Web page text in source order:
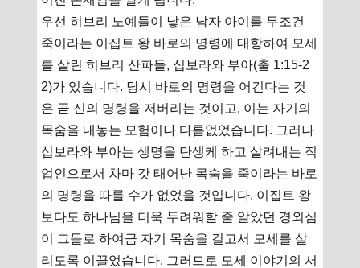
우선 히브리 노예들이 낳은 남자 아이를 무조건
죽이라는 이집트 왕 바로의 명령에 대항하여 모세
를 살린 히브리 산파들, 십보라와 부아(출 1:15-2
2)가 있습니다. 당시 바로의 명령을 어긴다는 것
은 곧 신의 명령을 저버리는 것이고, 이는 자기의
목숨을 내놓는 모험이나 다름없었습니다. 그러나
십보라와 부아는 생명을 탄생케 하고 살려내는 직
업인으로서 차마 갓 태어난 목숨을 죽이라는 바로
의 명령을 따를 수가 없었을 것입니다. 이집트 왕
보다도 하나님을 더욱 두려워할 줄 알았던 경외심
이 그들로 하여금 자기 목숨을 걸고서 모세를 살
리도록 이끌었습니다. 그러므로 모세 이야기의 서